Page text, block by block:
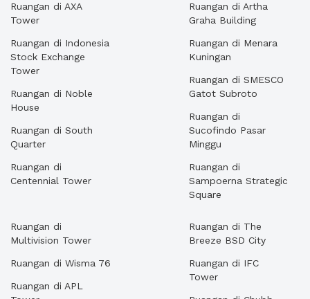
Ruangan di AXA
Tower
Ruangan di Indonesia
Stock Exchange
Tower
Ruangan di Noble
House
Ruangan di South
Quarter
Ruangan di
Centennial Tower
Ruangan di Artha
Graha Building
Ruangan di Menara
Kuningan
Ruangan di SMESCO
Gatot Subroto
Ruangan di
Sucofindo Pasar
Minggu
Ruangan di
Sampoerna Strategic
Square
Ruangan di
Multivision Tower
Ruangan di Wisma 76
Ruangan di APL
Ruangan di The
Breeze BSD City
Ruangan di IFC
Tower